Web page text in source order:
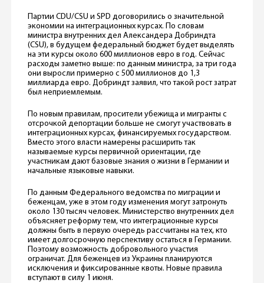
Партии CDU/CSU и SPD договорились о значительной
экономии на интеграционных курсах. По словам
министра внутренних дел Александера Добриндта
(CSU), в будущем федеральный бюджет будет выделять
на эти курсы около 600 миллионов евро в год. Сейчас
расходы заметно выше: по данным министра, за три года
они выросли примерно с 500 миллионов до 1,3
миллиарда евро. Добриндт заявил, что такой рост затрат
был неприемлемым.
По новым правилам, просители убежища и мигранты с
отсрочкой депортации больше не смогут участвовать в
интеграционных курсах, финансируемых государством.
Вместо этого власти намерены расширить так
называемые курсы первичной ориентации, где
участникам дают базовые знания о жизни в Германии и
начальные языковые навыки.
По данным Федерального ведомства по миграции и
беженцам, уже в этом году изменения могут затронуть
около 130 тысяч человек. Министерство внутренних дел
объясняет реформу тем, что интеграционные курсы
должны быть в первую очередь рассчитаны на тех, кто
имеет долгосрочную перспективу остаться в Германии.
Поэтому возможность добровольного участия
ограничат. Для беженцев из Украины планируются
исключения и фиксированные квоты. Новые правила
вступают в силу 1 июня.